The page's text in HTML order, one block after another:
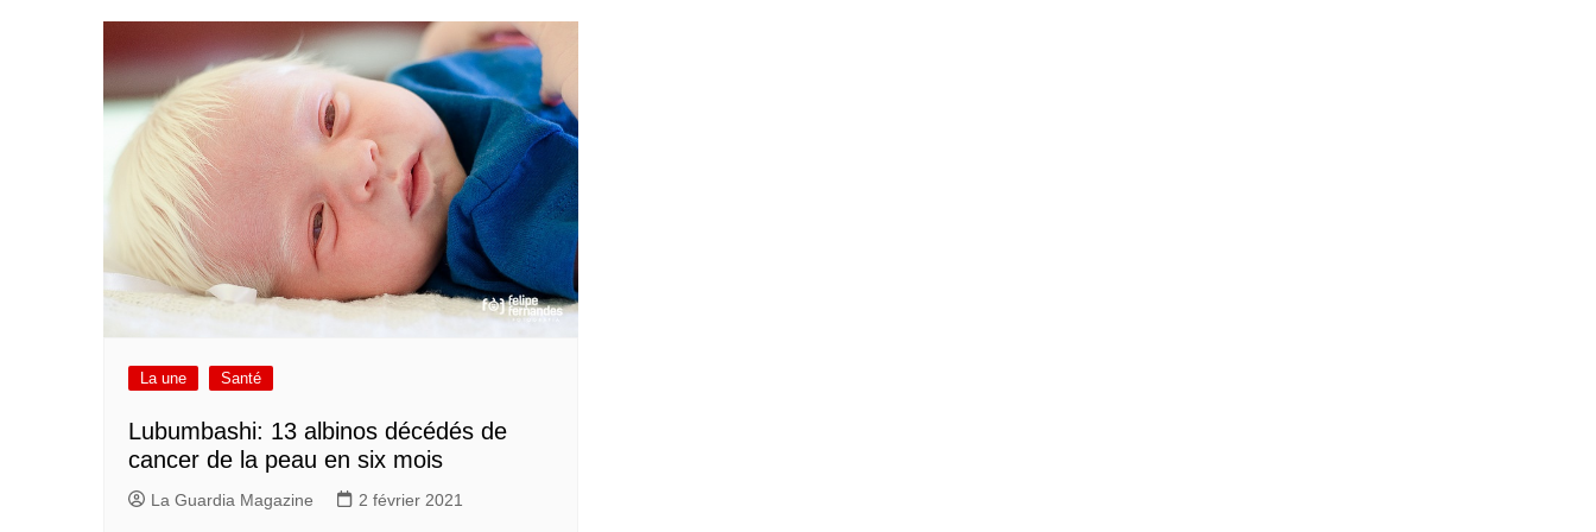
La une Santé
Lubumbashi: 13 albinos décédés de
cancer de la peau en six mois
La Guardia Magazine 2 février 2021